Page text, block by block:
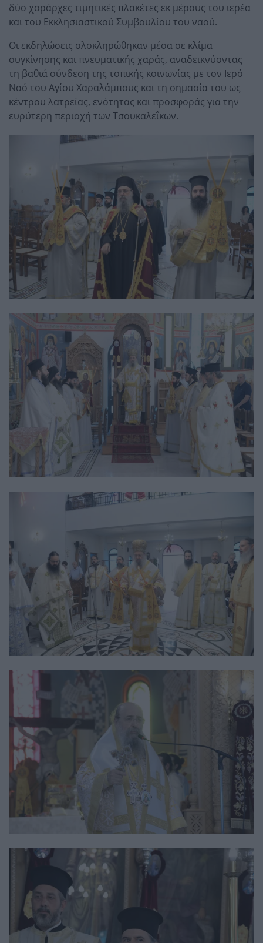
δύο χοράρχες τιμητικές πλακέτες εκ μέρους του ιερέα
και του Εκκλησιαστικού Συμβουλίου του ναού.
Οι εκδηλώσεις ολοκληρώθηκαν μέσα σε κλίμα
συγκίνησης και πνευματικής χαράς, αναδεικνύοντας
τη βαθιά σύνδεση της τοπικής κοινωνίας με τον Ιερό
Ναό του Αγίου Χαραλάμπους και τη σημασία του ως
κέντρου λατρείας, ενότητας και προσφοράς για την
ευρύτερη περιοχή των Τσουκαλεΐκων.